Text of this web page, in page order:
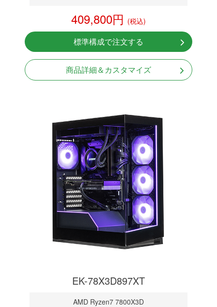
NVMeSSD 1TB
無線LAN Bluetooth対応
Windows11 Home 64bit
409,800円 (税込)
標準構成で注文する
商品詳細＆カスタマイズ
EK-78X3D897XT
AMD Ryzen7 7800X3D